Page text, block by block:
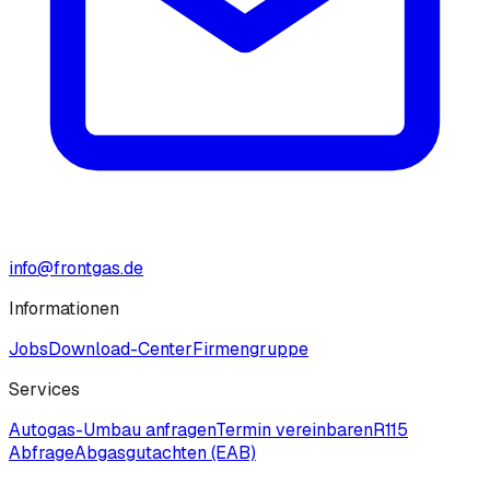
info@frontgas.de
Informationen
JobsDownload-CenterFirmengruppe
Services
Autogas-Umbau anfragenTermin vereinbarenR115
AbfrageAbgasgutachten (EAB)